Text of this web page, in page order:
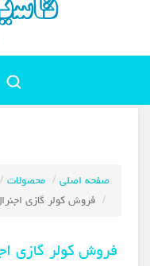
صفحه اصلی محصولات
فروش کولر گازی
فروش کولر گازی